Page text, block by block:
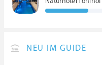
****S
NEU IM GUIDE